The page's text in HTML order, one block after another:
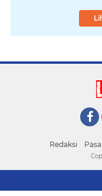
Redaksi